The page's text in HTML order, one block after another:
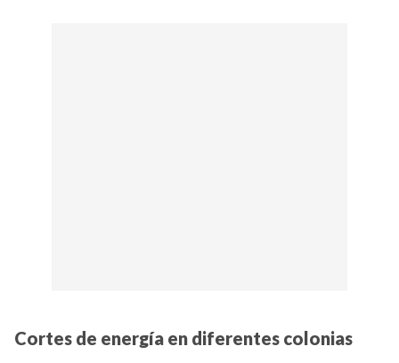
Cortes de energía en diferentes colonias